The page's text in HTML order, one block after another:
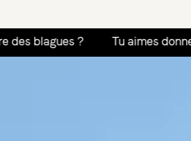
Tu aimes donner du love ?